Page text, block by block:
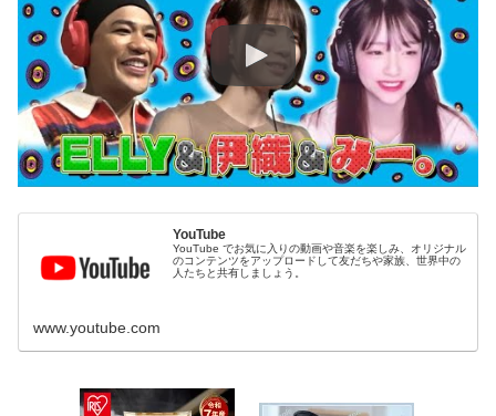
YouTube
YouTube でお気に入りの動画や音楽を楽しみ、オリジナル
のコンテンツをアップロードして友だちや家族、世界中の
人たちと共有しましょう。
www.youtube.com